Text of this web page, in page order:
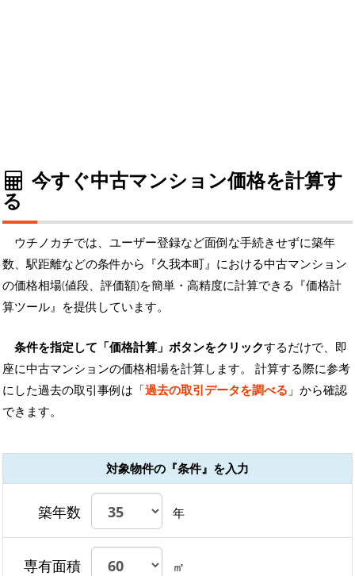
今すぐ中古マンション価格を計算す
る
ウチノカチでは、ユーザー登録など面倒な手続きせずに築年
数、駅距離などの条件から『久我本町』における中古マンション
の価格相場(値段、評価額)を簡単・高精度に計算できる『価格計
算ツール』を提供しています。
条件を指定して「価格計算」ボタンをクリックするだけで、即
座に中古マンションの価格相場を計算します。 計算する際に参考
にした過去の取引事例は「過去の取引データを調べる 」から確認
できます。
対象物件の『条件』を入力
築年数 年
専有面積 ㎡